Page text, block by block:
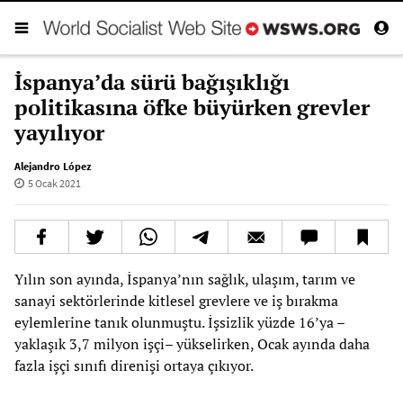
İspanya’da sürü bağışıklığı
politikasına öfke büyürken grevler
yayılıyor
Alejandro López
5 Ocak 2021
Yılın son ayında, İspanya’nın sağlık, ulaşım, tarım ve
sanayi sektörlerinde kitlesel grevlere ve iş bırakma
eylemlerine tanık olunmuştu. İşsizlik yüzde 16’ya –
yaklaşık 3,7 milyon işçi– yükselirken, Ocak ayında daha
fazla işçi sınıfı direnişi ortaya çıkıyor.